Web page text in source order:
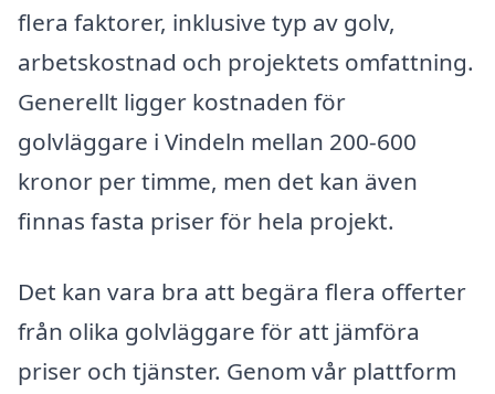
flera faktorer, inklusive typ av golv,
arbetskostnad och projektets omfattning.
Generellt ligger kostnaden för
golvläggare i Vindeln mellan 200-600
kronor per timme, men det kan även
finnas fasta priser för hela projekt.
Det kan vara bra att begära flera offerter
från olika golvläggare för att jämföra
priser och tjänster. Genom vår plattform